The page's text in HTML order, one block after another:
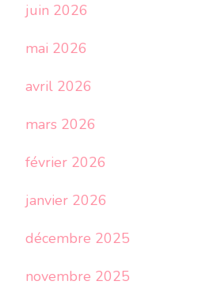
juin 2026
mai 2026
avril 2026
mars 2026
février 2026
janvier 2026
décembre 2025
novembre 2025